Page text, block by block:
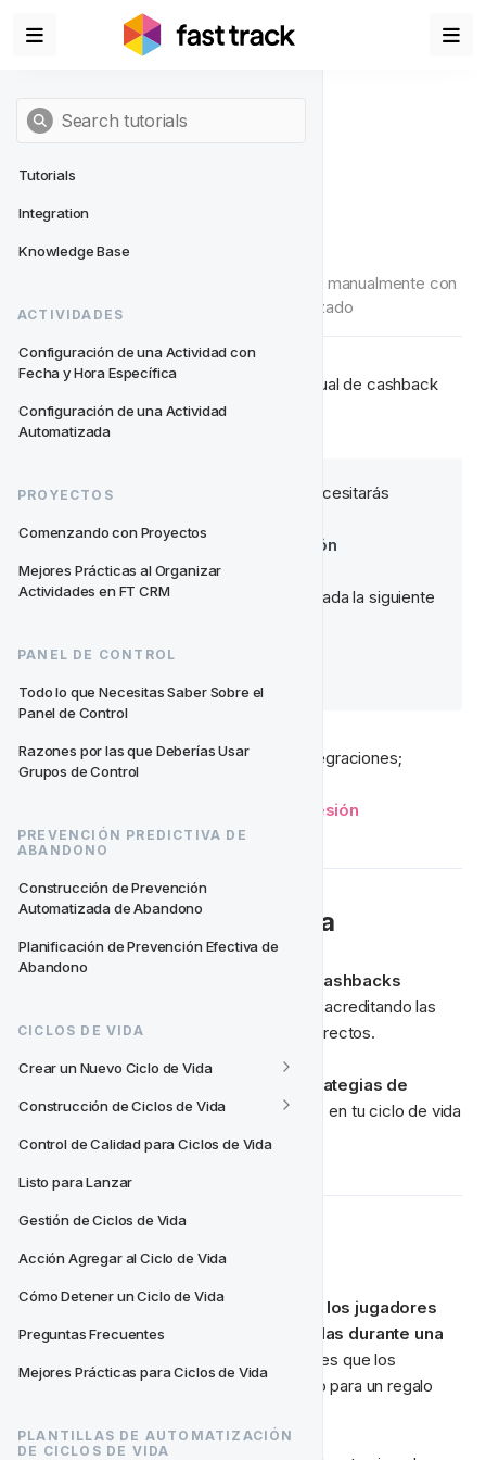
Tutorials
Integration
Knowledge Base
ACTIVIDADES
Configuración de una Actividad con
Fecha y Hora Específica
Configuración de una Actividad
Automatizada
PROYECTOS
Comenzando con Proyectos
Mejores Prácticas al Organizar
Actividades en FT CRM
PANEL DE CONTROL
Todo lo que Necesitas Saber Sobre el
Panel de Control
Razones por las que Deberías Usar
Grupos de Control
PREVENCIÓN PREDICTIVA DE
ABANDONO
Construcción de Prevención
Automatizada de Abandono
Planificación de Prevención Efectiva de
Abandono
CICLOS DE VIDA
Crear un Nuevo Ciclo de Vida
Construcción de Ciclos de Vida
Control de Calidad para Ciclos de Vida
Listo para Lanzar
Gestión de Ciclos de Vida
Acción Agregar al Ciclo de Vida
Cómo Detener un Ciclo de Vida
Preguntas Frecuentes
Mejores Prácticas para Ciclos de Vida
PLANTILLAS DE AUTOMATIZACIÓN
DE CICLOS DE VIDA
Reembolso Semanal
Elimina la molestia de acreditar cashback manualmente con
este ciclo de vida de retención automatizado
Elimina para siempre la acreditación manual de cashback
configurando un esquema automatizado.
Para aprovechar esta plantilla, necesitarás
Eventos de Inicio de Sesión
También necesitarás tener habilitada la siguiente
Segmentación NGR
Lee aquí para más información sobre integraciones;
Datos en Tiempo Real de Inicio de Sesión
Cómo Usar Esta Plantilla
automatizar tus cashbacks
y ahorrar horas calculando y acreditando las
cantidades correctas a los jugadores correctos.
estrategias de
retención exitosas para que incorpores en tu ciclo de vida
de Cashback Semanal.
💰Cashback
Los bonos de cashback se otorgan a los jugadores
para compensar las pérdidas incurridas durante una
. Muestra a tus jugadores que los
aprecias alentándolos a regresar a tu sitio para un regalo